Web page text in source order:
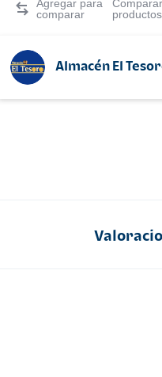
Comparar
productos
Almacén El